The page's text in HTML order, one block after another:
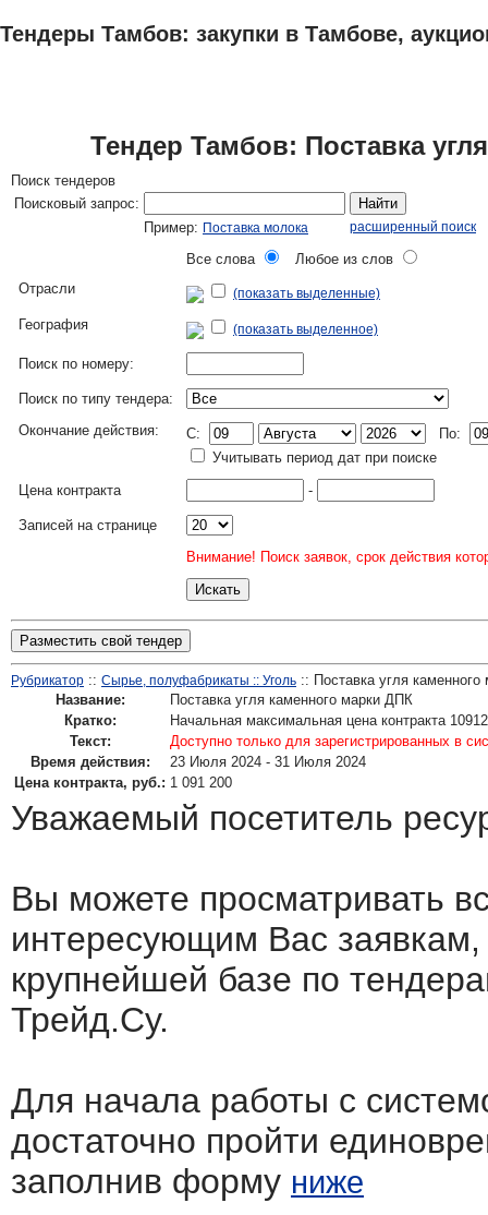
Тендеры Тамбов: закупки в Тамбове,
Тендер Тамбов: Поставка
Поиск тендеров
Поисковый запрос:
Найти
Пример: Поставка молока расширенный поиск
Все слова
Любое из слов
Отрасли
(показать выделенные)
География (показать выделенное)
Поиск по номеру:
Поиск по типу тендера:
Окончание действия:
C:
По:
Учитывать период дат при поиске
Цена контракта
-
Записей на странице
Внимание! Поиск заявок, срок действия
Разместить свой тендер
Рубрикатор :: Сырье, полуфабрикаты :: Уголь :: Поставка угля
Название:
Поставка угля каменного марки ДПК
Кратко:
Начальная максимальная цена контракта
Текст:
Доступно только для зарегистрированных в
Время действия:
23 Июля 2024 - 31 Июля 2024
Цена контракта, руб.: 1 091 200
Уважаемый посетитель
Вы можете просматривать
интересующим Вас
крупнейшей базе по
Трейд.Су.
Для начала работы с
достаточно пройти
заполнив форму ниже